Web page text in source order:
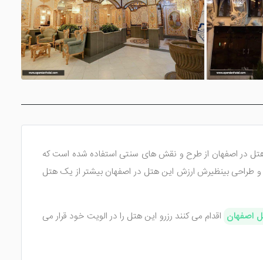
هتل در اصفهان از طرح و نقش های سنتی استفاده شده است که
یک هتل 3 ستاره می باشد اما به دلیل امکانات لوکس و طراحی بینظیرش ارزش این هتل در اصفهان بیشتر از یک هتل
اصفهان اقدام می کنند رزرو این هتل را در الویت خود قرار می